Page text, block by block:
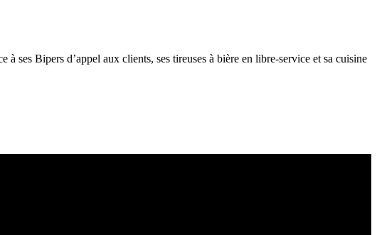
ses Bipers d’appel aux clients, ses tireuses à bière en libre-service et sa cuisine